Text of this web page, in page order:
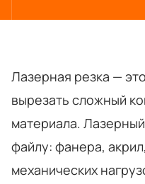
Лазерная резка —
вырезать сложный
материала.
файлу: фанера,
механических